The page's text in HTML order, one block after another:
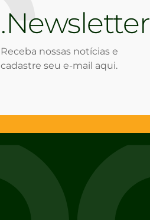
Newsletter
Receba nossas notícias e
cadastre seu e-mail aqui.